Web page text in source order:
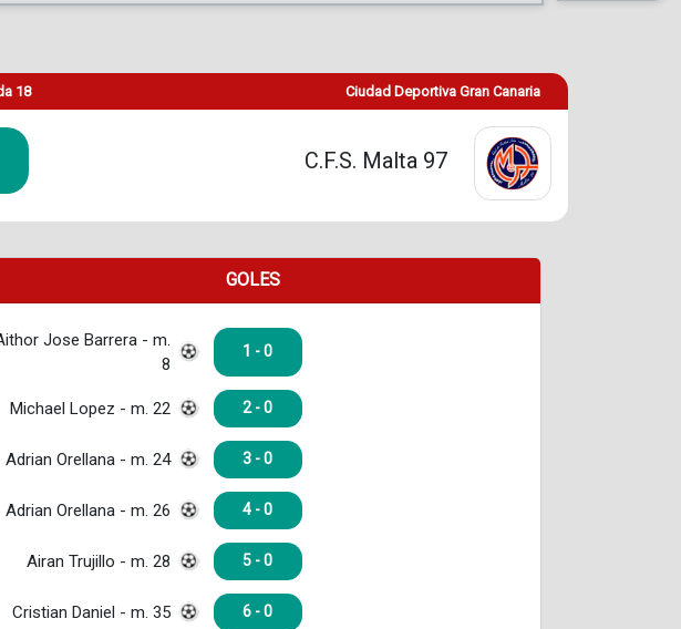
18 Ciudad Deportiva Gran Canaria
C.F.S. Malta 97
GOLES
Jose Barrera - m.
8
1 - 0
Michael Lopez - m. 22 2 - 0
Adrian Orellana - m. 24 3 - 0
Adrian Orellana - m. 26 4 - 0
Airan Trujillo - m. 28 5 - 0
Cristian Daniel - m. 35 6 - 0